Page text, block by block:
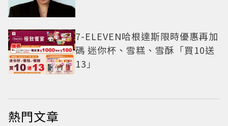
7-ELEVEN哈根達斯限時優惠再加
碼 迷你杯、雪糕、雪酥「買10送
13」
熱門文章